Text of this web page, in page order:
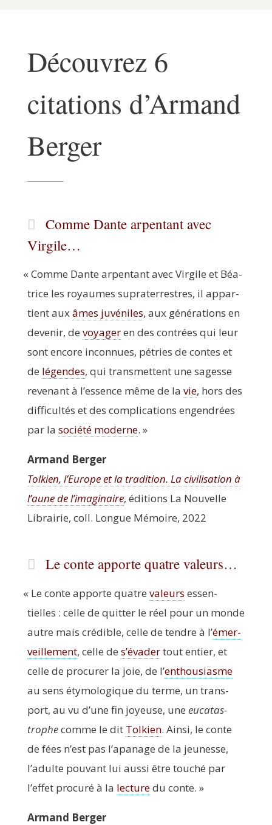
Découvrez 6
citations d’Armand
Berger
Comme Dante arpentant avec
Virgile…
« Comme Dante arpen­tant avec Vir­gile et Béa­
trice les royaumes supra­ter­restres, il appar­
tient auxâmes juvé­niles, aux géné­ra­tions en
deve­nir, de voya­geren des contrées qui leur
sont encore incon­nues, pétries de contes et
de légendes, qui trans­mettent une sagesse
reve­nant à l’essence même de la vie, hors des
dif­fi­cul­tés et des com­pli­ca­tions engen­drées
par la socié­té moderne. »
Armand Ber­ger
Tol­kien, l’Europe et la tra­di­tion. La civi­li­sa­tion à
l’aune de l’imaginaire, édi­tions La Nou­velle
Librai­rie, coll. Longue Mémoire, 2022
Le conte apporte quatre valeurs…
« Le conte apporte quatre valeurs essen­
tielles : celle de quit­ter le réel pour un monde
autre mais cré­dible, celle de tendre à l’émer­
veille­ment, celle de s’évadertout entier, et
celle de pro­cu­rer la joie, de l’enthou­siasme
au sens éty­mo­lo­gique du terme, un trans­
port, au vu d’une fin joyeuse, une euca­tas­
trophecomme le dit Tol­kien. Ain­si, le conte
de fées n’est pas l’apanage de la jeu­nesse,
l’adulte pou­vant lui aus­si être tou­ché par
l’effet pro­cu­ré à la lec­turedu conte. »
Armand Ber­ger